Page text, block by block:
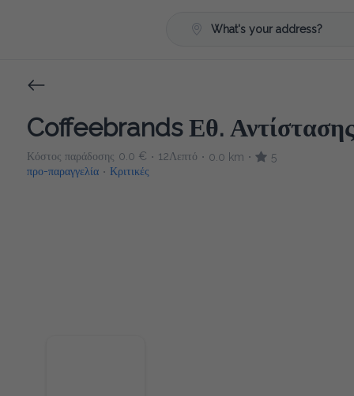
What's your address?
Coffeebrands Εθ. Αντίστασης
Κόστος παράδοσης 0.0 € • 12Λεπτό • 0.0 km •
5
προ-παραγγελία • Κριτικές